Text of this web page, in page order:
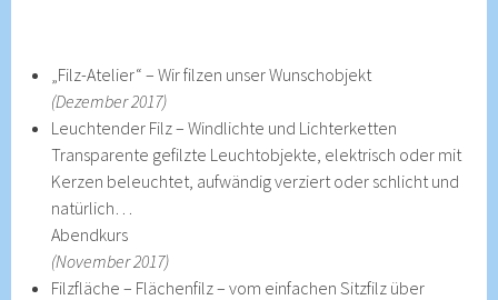
„Filz-Atelier“ – Wir filzen unser Wunschobjekt
(Dezember 2017)
Leuchtender Filz – Windlichte und Lichterketten
Transparente gefilzte Leuchtobjekte, elektrisch oder mit
Kerzen beleuchtet, aufwändig verziert oder schlicht und
natürlich…
Abendkurs
(November 2017)
Filzfläche – Flächenfilz – vom einfachen Sitzfilz über